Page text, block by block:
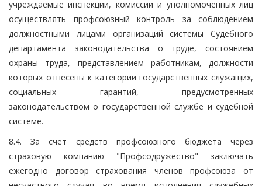
учреждаемые инспекции, комиссии и уполномоченных лиц
осуществлять профсоюзный контроль за соблюдением
должностными лицами организаций системы Судебного
департамента законодательства о труде, состоянием
охраны труда, представлением работникам, должности
которых отнесены к категории государственных служащих,
социальных гарантий, предусмотренных
законодательством о государственной службе и судебной
системе.
8.4. За счет средств профсоюзного бюджета через
страховую компанию "Профсодружество" заключать
ежегодно договор страхования членов профсоюза от